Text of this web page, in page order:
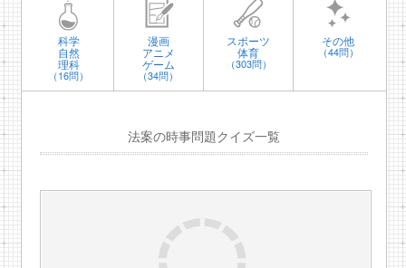
科学
自然
理科
（16問）
漫画
アニメ
ゲーム
（34問）
スポーツ
体育
（303問）
その他
（44問）
法案の時事問題クイズ一覧